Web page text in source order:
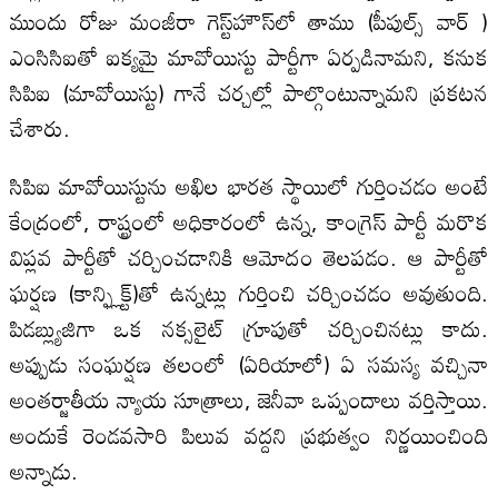
ముందు రోజు మంజీరా గెస్ట్‌హౌస్‌లో తాము (పీపుల్స్ వార్ )
ఎంసిసిఐతో ఐక్యమై మావోయిస్టు పార్టీగా ఏర్పడినామని, కనుక
సిపిఐ (మావోయిస్టు) గానే చర్చల్లో పాల్గొంటున్నామని ప్రకటన
చేశారు.
సిపిఐ మావోయిస్టును అఖిల భారత స్థాయిలో గుర్తించడం అంటే
కేంద్రంలో, రాష్ట్రంలో అధికారంలో ఉన్న, కాంగ్రెస్ పార్టీ మరొక
విప్లవ పార్టీతో చర్చించడానికి ఆమోదం తెలపడం. ఆ పార్టీతో
ఘర్షణ (కాన్ఫ్లిక్ట్)తో ఉన్నట్లు గుర్తించి చర్చించడం అవుతుంది.
పిడబ్ల్యుజిగా ఒక నక్సలైట్ గ్రూపుతో చర్చించినట్లు కాదు.
అప్పుడు సంఘర్షణ తలంలో (ఏరియాలో) ఏ సమస్య వచ్చినా
అంతర్జాతీయ న్యాయ సూత్రాలు, జెనీవా ఒప్పందాలు వర్తిస్తాయి.
అందుకే రెండవసారి పిలువ వద్దని ప్రభుత్వం నిర్ణయించింది
అన్నాడు.